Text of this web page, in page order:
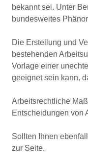
bekannt sei. Unter
bundesweites
Die Erstellung und
bestehenden
Vorlage einer
geeignet sein kann,
Arbeitsrechtliche
Entscheidungen von
Sollten Ihnen
zur Seite.